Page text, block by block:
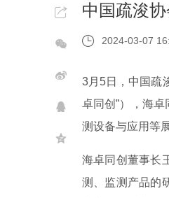
中国疏浚
2024-03-07
3月5日，中国疏
卓同创”），海
测设备与应用等
海卓同创董事长
测、监测产品的